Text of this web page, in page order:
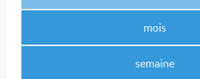
mois
semaine